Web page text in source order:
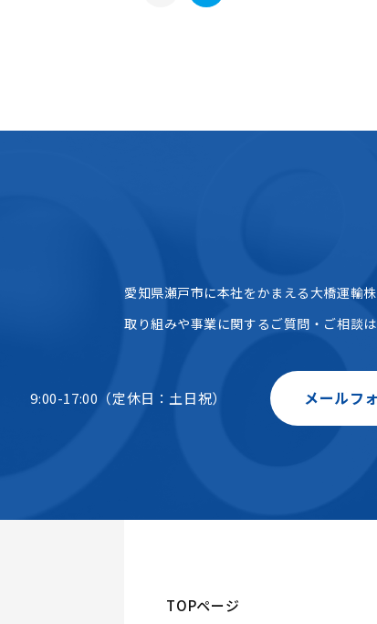
愛知県瀬戸市に本社をかまえる大橋運輸
取り組みや事業に関するご質問・ご相談
9:00-17:00（定休日：土日祝） メールフ
TOPページ